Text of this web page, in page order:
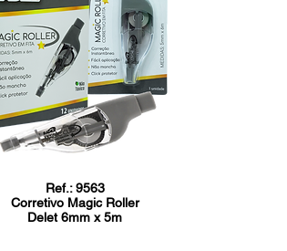
Ref.: 9563
Corretivo Magic Roller
Delet 6mm x 5m